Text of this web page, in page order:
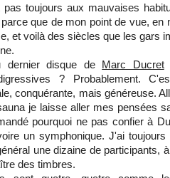
pas toujours aux mauvaises
que de mon point de vue, en
et voilà des siècles que les gars
dernier disque de Marc Ducret
? Probablement.
conquérante, mais généreuse.
je laisse aller mes pensées
pourquoi ne pas confier à
un symphonique. J'ai
une dizaine de participants,
des timbres.